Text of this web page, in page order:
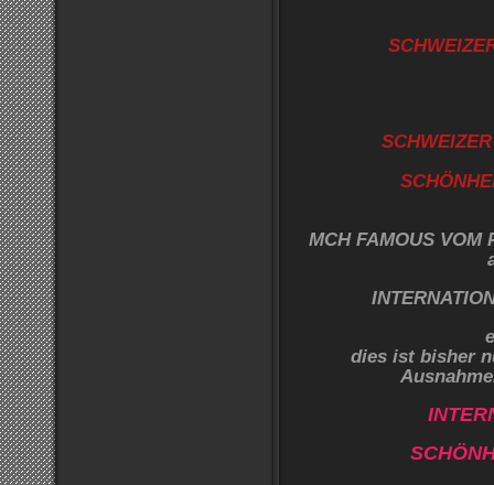
MCH FAMOUS VOM
dies ist bisher